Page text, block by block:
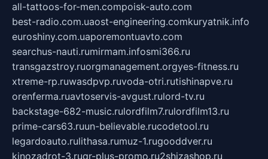
all-tattoos-for-men.compoisk-auto.com
best-radio.com.uaost-engineering.comkuryatnik.info
euroshiny.com.uaporemontuavto.com
searchus-nauti.rumirmam.infosmi366.ru
transgazstroy.ruorgmanagement.orgyes-fitness.ru
xtreme-rp.ruwasdpvp.ruvoda-otri.rutishinapve.ru
orenferma.ruavtoservis-avgust.rulord-tv.ru
backstage-682-music.rulordfilm7.rulordfilm13.ru
prime-cars63.ruun-believable.rucodetool.ru
legardoauto.rulithasa.rumuz-1.rugooddver.ru
kinozadrot-3.ruqr-plus-promo.ru2shizashop.ru